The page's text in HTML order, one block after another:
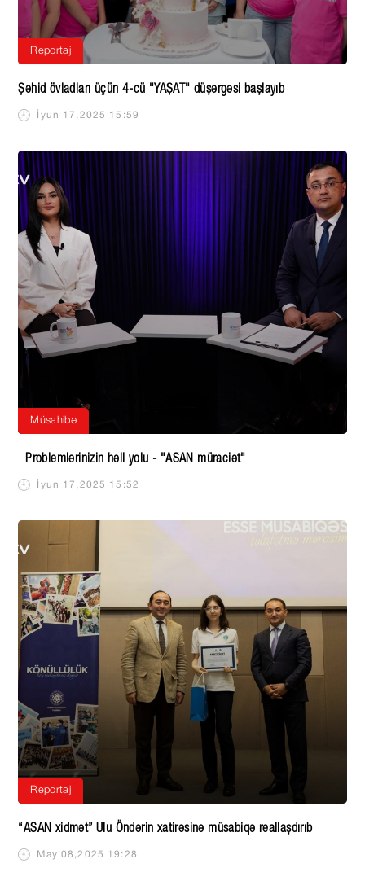
Şəhid övladları üçün 4-cü "YAŞAT" düşərgəsi başlayıb
İyun 17,2025 15:59
Reportaj
Problemlərinizin həll yolu - "ASAN müraciət"
İyun 17,2025 15:52
Müsahibə
“ASAN xidmət” Ulu Öndərin xatirəsinə müsabiqə reallaşdırıb
May 08,2025 19:28
Reportaj